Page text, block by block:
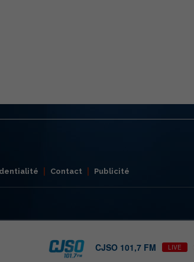
Contact Publicité
CJSO 101,7 FM LIVE